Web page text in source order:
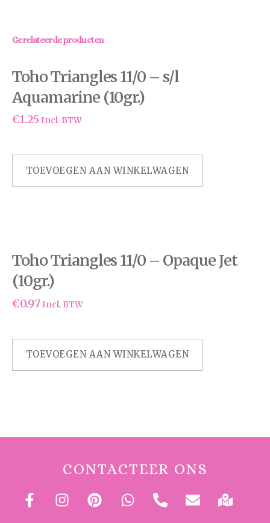
Gerelateerde producten
Toho Triangles 11/0 – s/l
Aquamarine (10gr.)
€1.25 Incl. BTW
TOEVOEGEN AAN WINKELWAGEN
Toho Triangles 11/0 – Opaque Jet
(10gr.)
€0.97 Incl. BTW
TOEVOEGEN AAN WINKELWAGEN
CONTACTEER ONS